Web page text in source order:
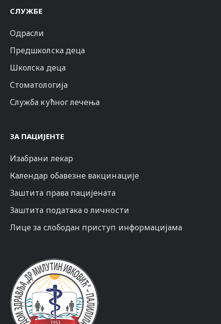
СЛУЖБЕ
Одрасли
Предшколска деца
Школска деца
Стоматологија
Служба кућног лечења
ЗА ПАЦИЈЕНТЕ
Изабрани лекар
Календар обавезне вакцинације
Заштита права пацијената
Заштита података о личности
Лице за слободан приступ информацијама